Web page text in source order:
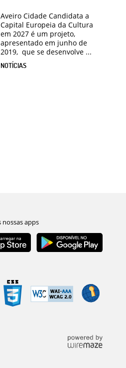
Aveiro Cidade Candidata a
Capital Europeia da Cultura
em 2027 é um projeto,
apresentado em junho de
2019, que se desenvolve ...
NOTÍCIAS